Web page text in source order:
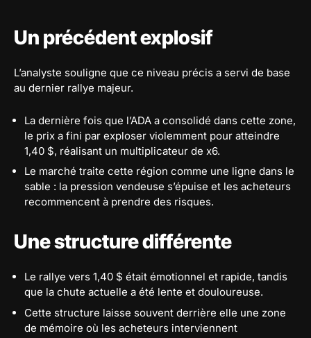
Un précédent explosif
L’analyste souligne que ce niveau précis a servi de base
au dernier rallye majeur.
La dernière fois que l’ADA a consolidé dans cette zone,
le prix a fini par exploser violemment pour atteindre
1,40 $, réalisant un multiplicateur de x6.
Le marché traite cette région comme une ligne dans le
sable : la pression vendeuse s’épuise et les acheteurs
recommencent à prendre des risques.
Une structure différente
Le rallye vers 1,40 $ était émotionnel et rapide, tandis
que la chute actuelle a été lente et douloureuse.
Cette structure laisse souvent derrière elle une zone
de mémoire où les acheteurs interviennent